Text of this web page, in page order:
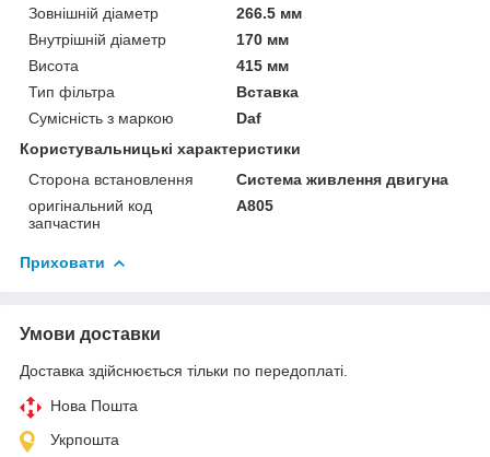
Зовнішній діаметр
266.5 мм
Внутрішній діаметр
170 мм
Висота
415 мм
Тип фільтра
Вставка
Сумісність з маркою
Daf
Користувальницькі характеристики
Сторона встановлення
Система живлення двигуна
оригінальний код
запчастин
A805
Приховати
Умови доставки
Доставка здійснюється тільки по передоплаті.
Нова Пошта
Укрпошта